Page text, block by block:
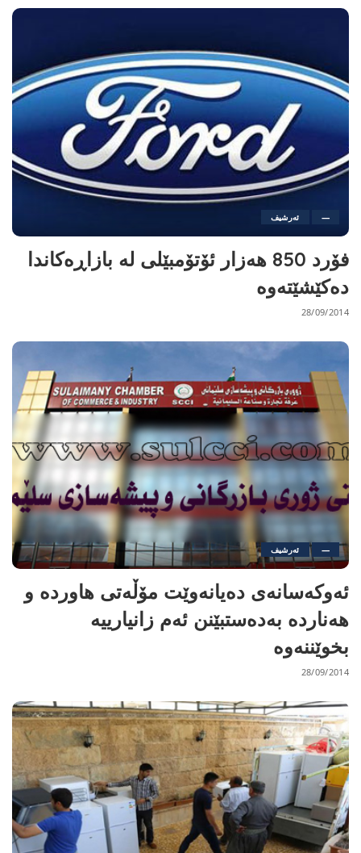
— ئەرشیف
فۆرد 850 هەزار ئۆتۆمبێلی لە بازاڕەكاندا
دەکێشێتەوە
28/09/2014
— ئەرشیف
ئەوكەسانەی دەیانەوێت مۆڵەتی هاوردە و
هەناردە بەدەستبێنن ئەم زانیارییە
بخوێننەوە
28/09/2014